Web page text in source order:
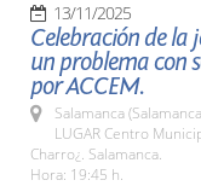
13/11/2025
Celebración de la
un problema con
por ACCEM.
Salamanca
LUGAR Centro
Charro¿. Salamanca.
Hora: 19:45 h.